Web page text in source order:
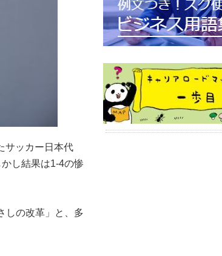
サッカー日本代
し結果は1-4の惨
しの改革」と、多